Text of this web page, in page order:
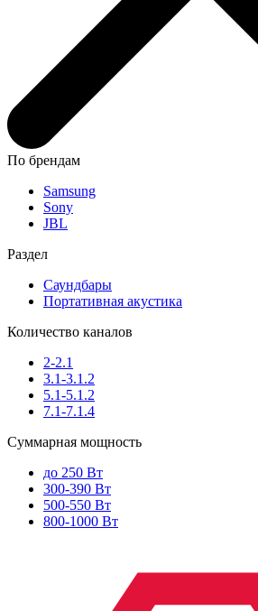
По брендам
Samsung
Sony
JBL
Раздел
Саундбары
Портативная акустика
Количество каналов
2-2.1
3.1-3.1.2
5.1-5.1.2
7.1-7.1.4
Суммарная мощность
до 250 Вт
300-390 Вт
500-550 Вт
800-1000 Вт